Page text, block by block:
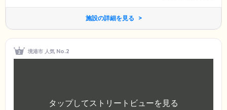
施設の詳細を見る
境港市 人気 No.2